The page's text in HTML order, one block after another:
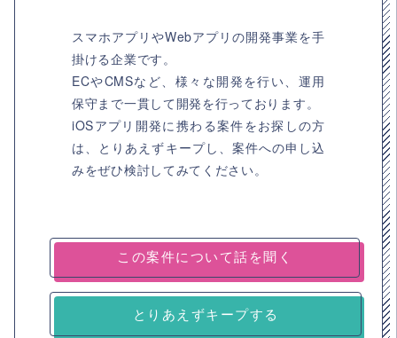
スマホアプリやWebアプリの開発事業を手
掛ける企業です。
ECやCMSなど、様々な開発を行い、運用
保守まで一貫して開発を行っております。
iOSアプリ開発に携わる案件をお探しの方
は、とりあえずキープし、案件への申し込
みをぜひ検討してみてください。
とりあえずキープする